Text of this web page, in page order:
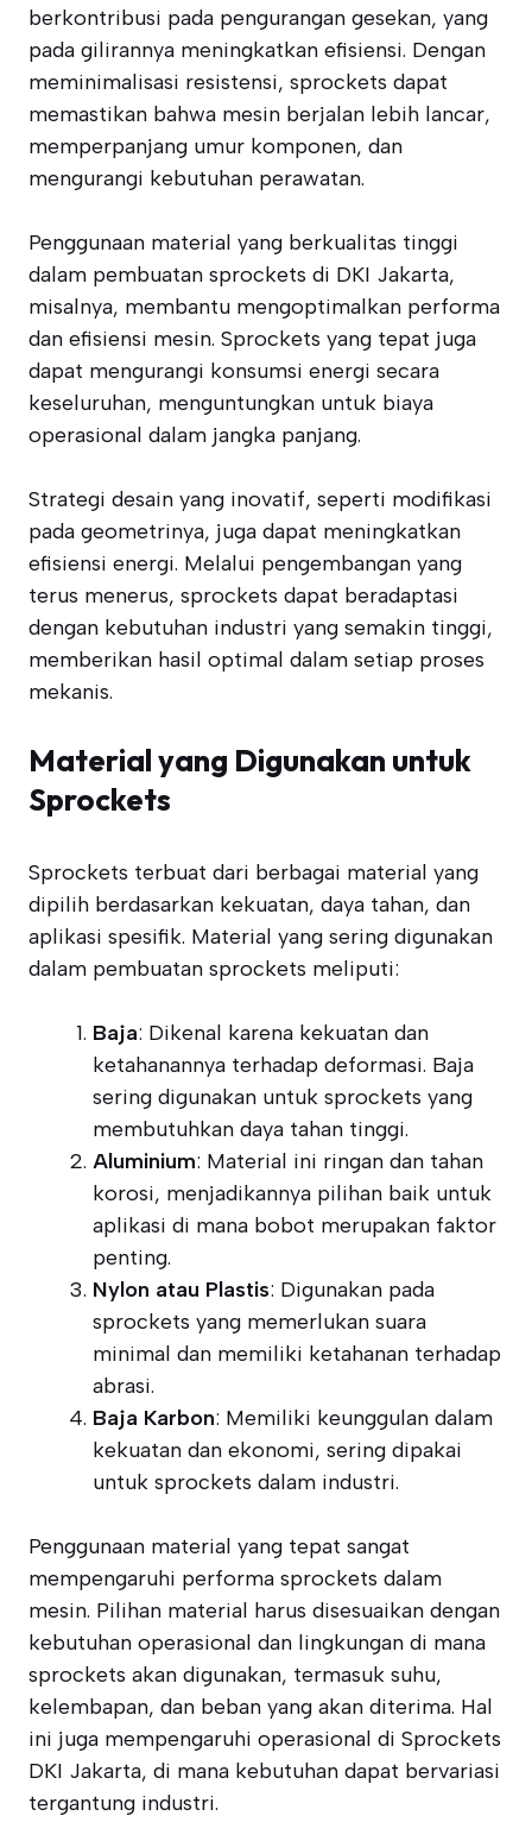
berkontribusi pada pengurangan gesekan, yang
pada gilirannya meningkatkan efisiensi. Dengan
meminimalisasi resistensi, sprockets dapat
memastikan bahwa mesin berjalan lebih lancar,
memperpanjang umur komponen, dan
mengurangi kebutuhan perawatan.
Penggunaan material yang berkualitas tinggi
dalam pembuatan sprockets di DKI Jakarta,
misalnya, membantu mengoptimalkan performa
dan efisiensi mesin. Sprockets yang tepat juga
dapat mengurangi konsumsi energi secara
keseluruhan, menguntungkan untuk biaya
operasional dalam jangka panjang.
Strategi desain yang inovatif, seperti modifikasi
pada geometrinya, juga dapat meningkatkan
efisiensi energi. Melalui pengembangan yang
terus menerus, sprockets dapat beradaptasi
dengan kebutuhan industri yang semakin tinggi,
memberikan hasil optimal dalam setiap proses
mekanis.
Material yang Digunakan untuk
Sprockets
Sprockets terbuat dari berbagai material yang
dipilih berdasarkan kekuatan, daya tahan, dan
aplikasi spesifik. Material yang sering digunakan
dalam pembuatan sprockets meliputi:
Baja: Dikenal karena kekuatan dan
ketahanannya terhadap deformasi. Baja
sering digunakan untuk sprockets yang
membutuhkan daya tahan tinggi.
Aluminium: Material ini ringan dan tahan
korosi, menjadikannya pilihan baik untuk
aplikasi di mana bobot merupakan faktor
penting.
Nylon atau Plastis: Digunakan pada
sprockets yang memerlukan suara
minimal dan memiliki ketahanan terhadap
abrasi.
Baja Karbon: Memiliki keunggulan dalam
kekuatan dan ekonomi, sering dipakai
untuk sprockets dalam industri.
Penggunaan material yang tepat sangat
mempengaruhi performa sprockets dalam
mesin. Pilihan material harus disesuaikan dengan
kebutuhan operasional dan lingkungan di mana
sprockets akan digunakan, termasuk suhu,
kelembapan, dan beban yang akan diterima. Hal
ini juga mempengaruhi operasional di Sprockets
DKI Jakarta, di mana kebutuhan dapat bervariasi
tergantung industri.